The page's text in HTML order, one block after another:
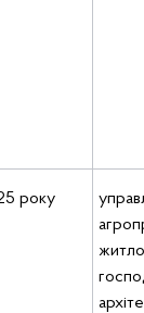
року